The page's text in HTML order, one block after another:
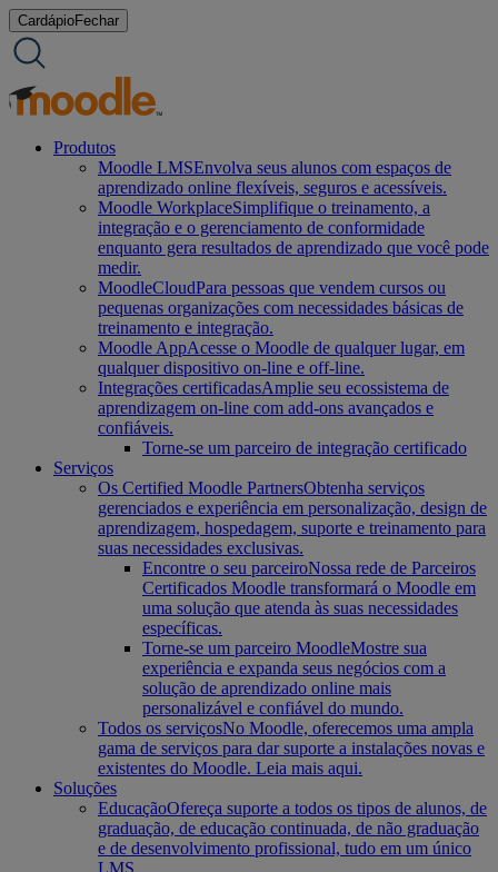
Ir
para
o
CardápioFechar
Produtos
Moodle LMSEnvolva seus alunos com espaços de
aprendizado online flexíveis, seguros e acessíveis.
Moodle WorkplaceSimplifique o treinamento, a
integração e o gerenciamento de conformidade
enquanto gera resultados de aprendizado que você pode
medir.
MoodleCloudPara pessoas que vendem cursos ou
pequenas organizações com necessidades básicas de
treinamento e integração.
Moodle AppAcesse o Moodle de qualquer lugar, em
qualquer dispositivo on-line e off-line.
Integrações certificadasAmplie seu ecossistema de
aprendizagem on-line com add-ons avançados e
confiáveis.
Torne-se um parceiro de integração certificado
Serviços
Os Certified Moodle PartnersObtenha serviços
gerenciados e experiência em personalização, design de
aprendizagem, hospedagem, suporte e treinamento para
suas necessidades exclusivas.
Encontre o seu parceiroNossa rede de Parceiros
Certificados Moodle transformará o Moodle em
uma solução que atenda às suas necessidades
específicas.
Torne-se um parceiro MoodleMostre sua
experiência e expanda seus negócios com a
solução de aprendizado online mais
personalizável e confiável do mundo.
Todos os serviçosNo Moodle, oferecemos uma ampla
gama de serviços para dar suporte a instalações novas e
existentes do Moodle. Leia mais aqui.
Soluções
EducaçãoOfereça suporte a todos os tipos de alunos, de
graduação, de educação continuada, de não graduação
e de desenvolvimento profissional, tudo em um único
LMS.